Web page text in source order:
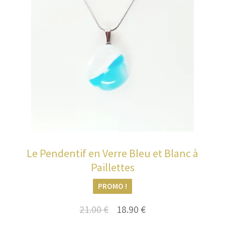
Le Pendentif en Verre Bleu et Blanc à
Paillettes
PROMO !
21.00€
Le18.90 €Le